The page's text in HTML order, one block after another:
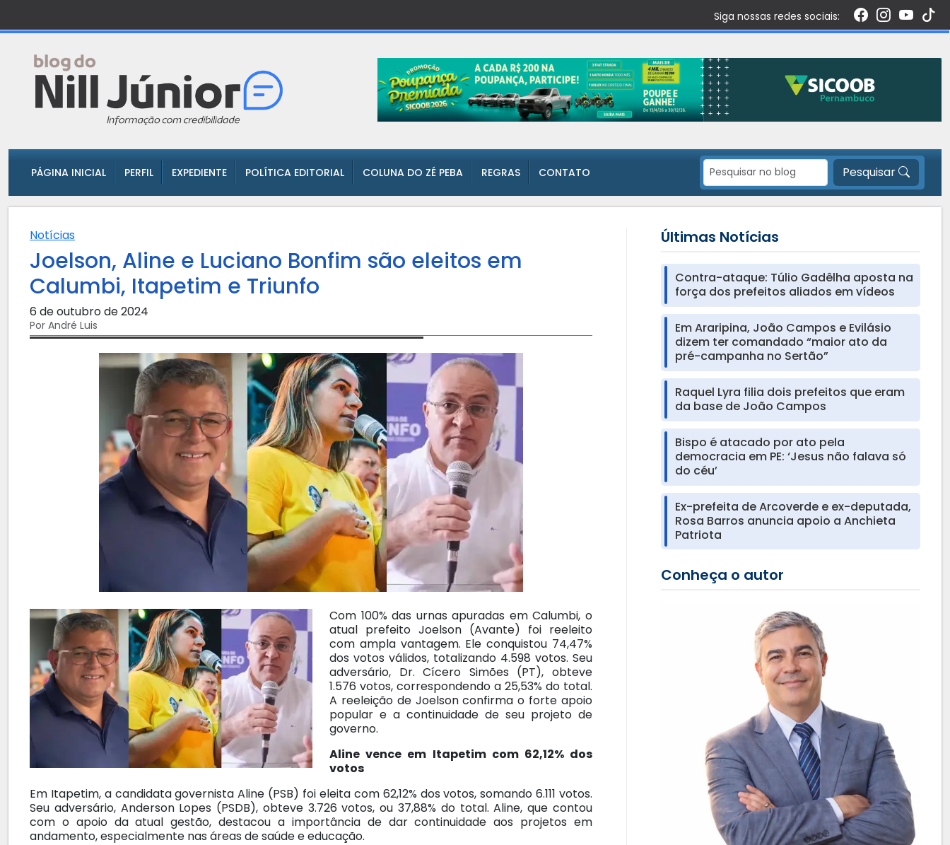
Siga nossas redes sociais:
PÁGINA INICIAL PERFIL EXPEDIENTE POLÍTICA EDITORIAL COLUNA DO ZÉ PEBA REGRAS CONTATO Pesquisar
Notícias
Joelson, Aline e Luciano Bonfim são eleitos em
Calumbi, Itapetim e Triunfo
6 de outubro de 2024
Por André Luis
Com 100% das urnas apuradas em Calumbi, o
atual prefeito Joelson (Avante) foi reeleito
com ampla vantagem. Ele conquistou 74,47%
dos votos válidos, totalizando 4.598 votos. Seu
adversário, Dr. Cícero Simões (PT), obteve
1.576 votos, correspondendo a 25,53% do total.
A reeleição de Joelson confirma o forte apoio
popular e a continuidade de seu projeto de
governo.
Aline vence em Itapetim com 62,12% dos
votos
Em Itapetim, a candidata governista Aline (PSB) foi eleita com 62,12% dos votos, somando 6.111 votos.
Seu adversário, Anderson Lopes (PSDB), obteve 3.726 votos, ou 37,88% do total. Aline, que contou
com o apoio da atual gestão, destacou a importância de dar continuidade aos projetos em
andamento, especialmente nas áreas de saúde e educação.
Últimas Notícias
Contra-ataque: Túlio Gadêlha aposta na
força dos prefeitos aliados em vídeos
Em Araripina, João Campos e Evilásio
dizem ter comandado “maior ato da
pré-campanha no Sertão”
Raquel Lyra filia dois prefeitos que eram
da base de João Campos
Bispo é atacado por ato pela
democracia em PE: ‘Jesus não falava só
do céu’
Ex-prefeita de Arcoverde e ex-deputada,
Rosa Barros anuncia apoio a Anchieta
Patriota
Conheça o autor